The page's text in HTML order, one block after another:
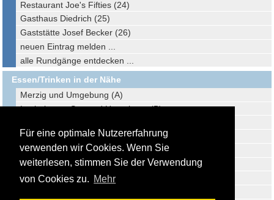
Für eine optimale Nutzererfahrung
verwenden wir Cookies. Wenn Sie
weiterlesen, stimmen Sie der Verwendung
von Cookies zu. Mehr
Restaurant Joe's Fifties (24)
Gasthaus Diedrich (25)
Gaststätte Josef Becker (26)
neuen Eintrag melden ...
alle Rundgänge entdecken ...
Essen/Trinken in der Nähe
Merzig und Umgebung (A)
Losheim am See und Umgebung (B)
Dillingen/Saar und Umgebung (D)
Saarlouis und Umgebung (E)
Lebach und Umgebung (F)
Trier und Umgebung (G)